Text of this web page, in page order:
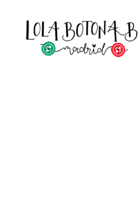
contenido